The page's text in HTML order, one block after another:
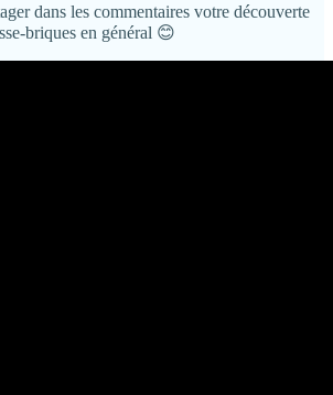
dans les commentaires votre découverte
briques en général 😊